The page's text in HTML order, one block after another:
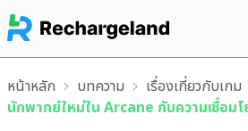
หน้าหลัก บทความ
เรื่องเกี่ยวกับเกม
นักพากย์ใหม่ใน Arcane กับความเชื่อ